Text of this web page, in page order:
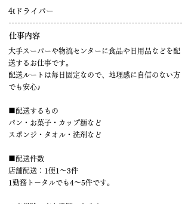
4tドライバー
仕事内容
大手スーパーや物流センターに食品や日用品などを配
送するお仕事です。
配送ルートは毎日固定なので、地理感に自信のない方
でも安心♪
■配送するもの
パン・お菓子・カップ麺など
スポンジ・タオル・洗剤など
■配送件数
店舗配送：1便1～3件
1勤務トータルでも4～5件です。